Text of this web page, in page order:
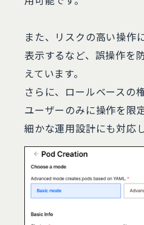
また、リスクの高い操作
表示するなど、誤操作を
えています。
さらに、ロールベースの
ユーザーのみに操作を限
細かな運用設計にも対応